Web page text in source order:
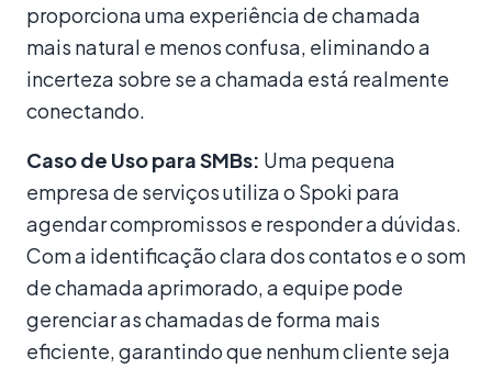
proporciona uma experiência de chamada
mais natural e menos confusa, eliminando a
incerteza sobre se a chamada está realmente
conectando.
Caso de Uso para SMBs: Uma pequena
empresa de serviços utiliza o Spoki para
agendar compromissos e responder a dúvidas.
Com a identificação clara dos contatos e o som
de chamada aprimorado, a equipe pode
gerenciar as chamadas de forma mais
eficiente, garantindo que nenhum cliente seja